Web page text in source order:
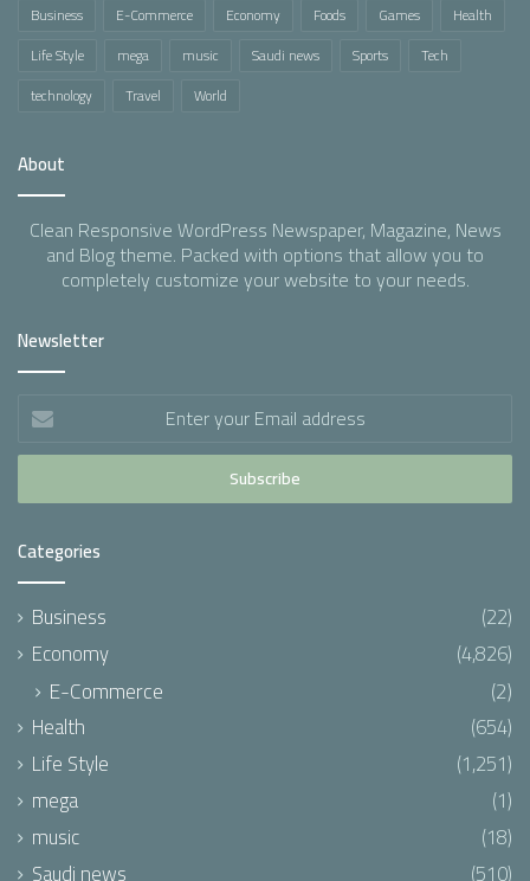
Business E-Commerce Economy Foods Games
Health
Life Style
mega music Saudi news Sports
Tech
technology
Travel World
About
Clean Responsive WordPress Newspaper, Magazine, News
and Blog theme. Packed with options that allow you to
completely customize your website to your needs.
Newsletter
Enter
your
Email
Categories
Business
(22)
Economy
(4,826)
E-Commerce (2)
Health
(654)
Life Style
(1,251)
mega
(1)
music
(18)
Saudi news
(510)